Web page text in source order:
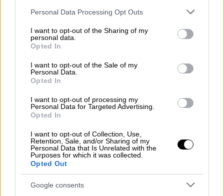
Please note that this website/app uses one or more Google
not limited to your visit or usage behaviour. You may click to
grant or deny consent to Google and its third-party tags to
use your data for below specified purposes in below Google
consent section.
Personal Data Processing Opt Outs
I want to opt-out of the Sharing of my
personal data.
Opted In
I want to opt-out of the Sale of my
Personal Data.
Opted In
I want to opt-out of processing my
Personal Data for Targeted Advertising.
Opted In
I want to opt-out of Collection, Use,
Retention, Sale, and/or Sharing of my
Personal Data that Is Unrelated with the
Purposes for which it was collected.
Opted Out
Google consents
Πρόκειται για έναν μαθητή του
σχολείου
«Είναι λυπηρό να συμβαίνουν τέτοια
μαθητές μεαπρέπεια. Από εκεί και πέρα το
συγκεκριμένο έχει λήξει»
Η καταγγελία
προσαγωγή μαθητών στηνΠάτρα
, η Τομεακή
Οργάνωση Μαθητών Πάτρας της ΚΝΕ
αναφέρει:
«Καταγγέλλουμε την απαράδεκτη ενέργεια